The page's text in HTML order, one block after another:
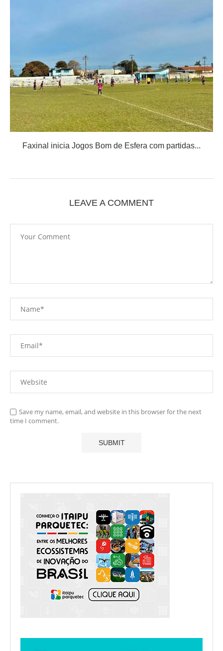
Faxinal inicia Jogos Bom de Esfera com partidas...
LEAVE A COMMENT
Save my name, email, and website in this browser for the next
time I comment.